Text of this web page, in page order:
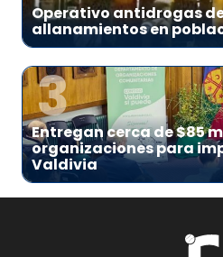
Operativo antidrogas
allanamientos en
3
Entregan cerca de $85
organizaciones para
Valdivia